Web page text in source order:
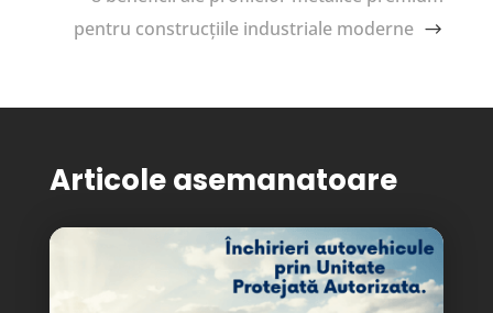
pentru construcțiile industriale moderne
Articole asemanatoare